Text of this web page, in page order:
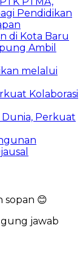
Pendidikan
di Kota Baru
Ambil
melalui
Kolaborasi
Perkuat
😊
jawab